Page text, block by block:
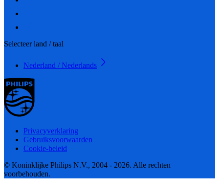
Selecteer land / taal
Nederland / Nederlands
Privacyverklaring
Gebruiksvoorwaarden
Cookie-beleid
© Koninklijke Philips N.V., 2004 - 2026. Alle rechten
voorbehouden.